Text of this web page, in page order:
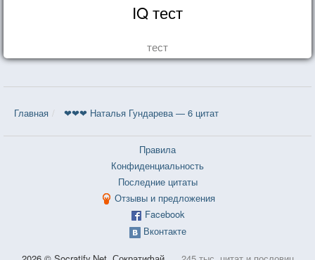
IQ тест
тест
Главная ❤❤❤ Наталья Гундарева — 6 цитат
Правила
Конфиденциальность
Последние цитаты
Отзывы и предложения
Facebook
Вконтакте